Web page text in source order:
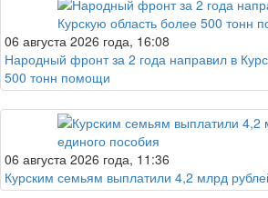
06 августа 2026 года, 16:08
Народный фронт за 2 года направил в
500 тонн помощи
06 августа 2026 года, 11:36
Курским семьям выплатили 4,2 млрд